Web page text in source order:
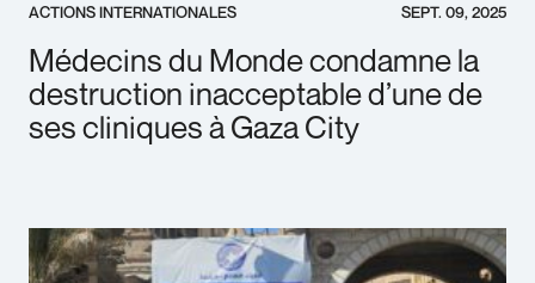
ACTIONS INTERNATIONALES SEPT. 09, 2025
Médecins du Monde condamne la
destruction inacceptable d’une de
ses cliniques à Gaza City